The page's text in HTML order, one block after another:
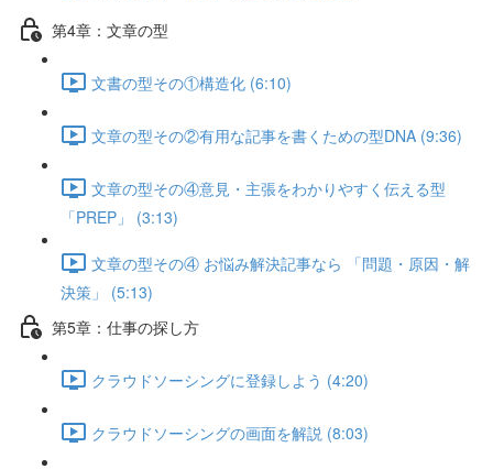
第4章：文章の型
文書の型その①構造化 (6:10)
文章の型その②有用な記事を書くための型DNA (9:36)
文章の型その④意見・主張をわかりやすく伝える型
「PREP」 (3:13)
文章の型その④ お悩み解決記事なら 「問題・原因・解
決策」 (5:13)
第5章：仕事の探し方
クラウドソーシングに登録しよう (4:20)
クラウドソーシングの画面を解説 (8:03)